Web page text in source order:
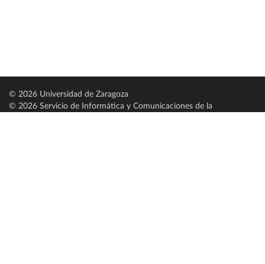
© 2026 Universidad de Zaragoza
© 2026 Servicio de Informática y Comunicaciones de la